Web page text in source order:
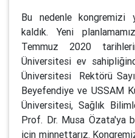
Bu nedenle kongremizi
kaldık. Yeni
Temmuz 2020
Üniversitesi ev
Üniversitesi Rektörü
Beyefendiye ve USSAM
Üniversitesi, Sağlık
Prof. Dr. Musa Özata'ya
için minnettarız.